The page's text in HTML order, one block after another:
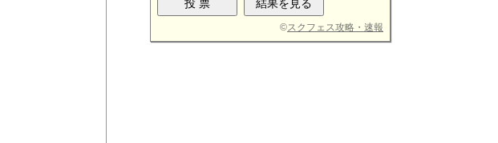
©スクフェス攻略・速報